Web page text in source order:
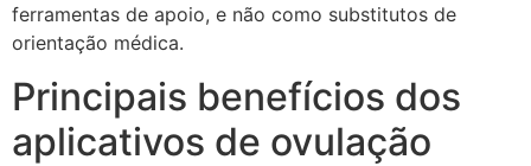
ferramentas de apoio, e não como substitutos de
orientação médica.
Principais benefícios dos
aplicativos de ovulação